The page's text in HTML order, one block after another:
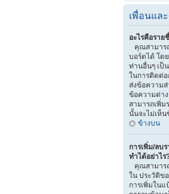
เพื่อนแล
อะไรคือรา
คุณสามาร
บอร์ดได้ โด
ท่านอื่นๆ เป็
ในการติดต่อ
ส่งข้อความ
ข้อความต่า
สามารถเพิ่
นั้นจะไม่เห็
ข้างบน
การเพิ่ม/ลบ
ทำได้อย่าไร
คุณสามาร
ใน ประวัติข
การเพิ่มใน